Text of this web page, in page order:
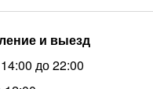
и выезд
до 22:00